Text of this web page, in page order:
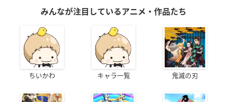
みんなが注目しているアニメ・作品たち
ちいかわ キャラ一覧 鬼滅の刃